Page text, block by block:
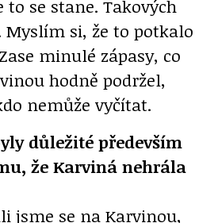
se stane. Takových
Myslím si, že to potkalo
minulé zápasy, co
hodně podržel,
nemůže vyčítat.
důležité především
že Karviná nehrála
jsme se na Karvinou,